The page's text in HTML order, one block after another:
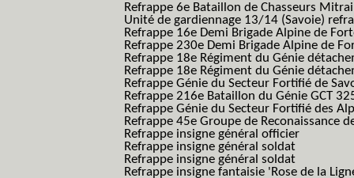
Refrappe 6e Bataillon de Chasseurs
Unité de gardiennage 13/14 (Savoie)
Refrappe 16e Demi Brigade Alpine de
Refrappe 230e Demi Brigade Alpine de
Refrappe 18e Régiment du Génie
Refrappe 18e Régiment du Génie
Refrappe Génie du Secteur Fortifié de
Refrappe 216e Bataillon du Génie GCT
Refrappe Génie du Secteur Fortifié des
Refrappe 45e Groupe de Reconaissance
Refrappe insigne général officier
Refrappe insigne général soldat
Refrappe insigne général soldat
Refrappe insigne fantaisie 'Rose de la